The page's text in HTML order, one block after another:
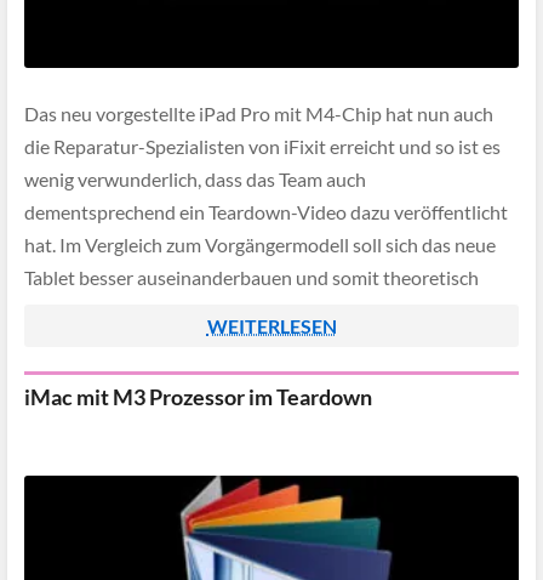
Das neu vorgestellte iPad Pro mit M4-Chip hat nun auch
die Reparatur-Spezialisten von iFixit erreicht und so ist es
wenig verwunderlich, dass das Team auch
dementsprechend ein Teardown-Video dazu veröffentlicht
hat. Im Vergleich zum Vorgängermodell soll sich das neue
Tablet besser auseinanderbauen und somit theoretisch
WEITERLESEN
iMac mit M3 Prozessor im Teardown